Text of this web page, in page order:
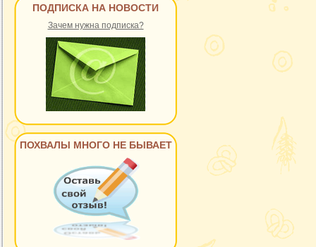
ПОДПИСКА НА НОВОСТИ
Зачем нужна подписка?
ПОХВАЛЫ МНОГО НЕ БЫВАЕТ